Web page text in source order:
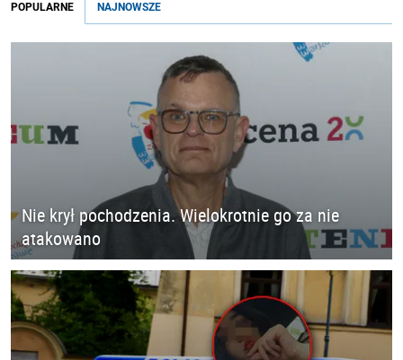
POPULARNE NAJNOWSZE
Nie krył pochodzenia. Wielokrotnie go za nie
atakowano